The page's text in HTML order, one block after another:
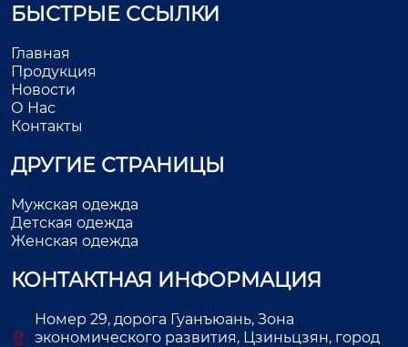
БЫСТРЫЕ ССЫЛКИ
Главная
Продукция
Новости
О Нас
Контакты
ДРУГИЕ СТРАНИЦЫ
Мужская одежда
Детская одежда
Женская одежда
КОНТАКТНАЯ ИНФОРМАЦИЯ
Номер 29, дорога Гуанъюань, Зона
экономического развития, Цзиньцзян, город